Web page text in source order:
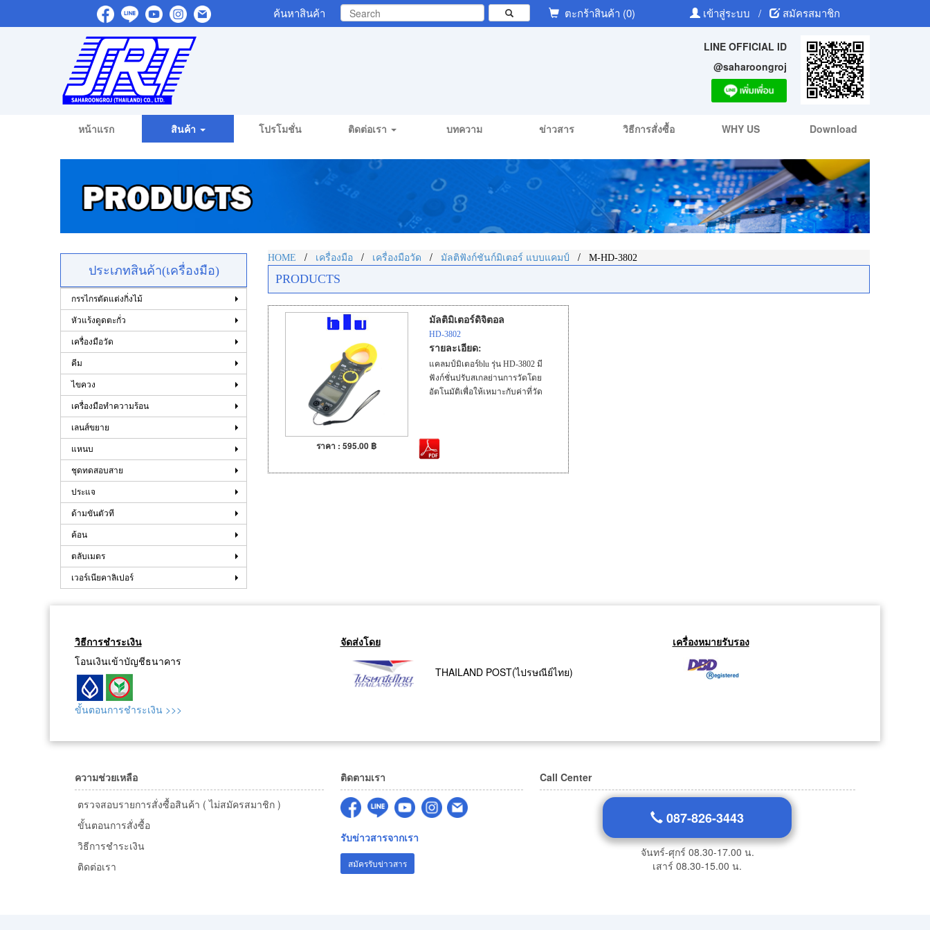
ค้นหาสินค้า ตะกร้าสินค้า (0) เข้าสู่ระบบ / สมัครสมาชิก
LINE OFFICIAL ID
@saharoongroj
หน้าแรก สินค้า โปรโมชั่น ติดต่อเรา บทความ ข่าวสาร วิธีการสั่งซื้อ WHY US Download
ประเภทสินค้า(เครื่องมือ)
กรรไกรตัดแต่งกิ่งไม้
หัวแร้งดูดตะกั่ว
เครื่องมือวัด
คีม
ไขควง
เครื่องมือทำความร้อน
เลนส์ขยาย
แหนบ
ชุดทดสอบสาย
ประแจ
ด้ามขันตัวที
ค้อน
ตลับเมตร
เวอร์เนียคาลิเปอร์
HOME / เครื่องมือ / เครื่องมือวัด / มัลติฟังก์ชันก์มิเตอร์ แบบแคมป์ / M-HD-3802
PRODUCTS
มัลติมิเตอร์ดิจิตอล
HD-3802
รายละเอียด:
แคลมป์มิเตอร์blu รุ่น HD-3802 มี
ฟังก์ชั่นปรับสเกลย่านการวัดโดย
อัตโนมัติเพื่อให้เหมาะกับค่าที่วัด
ราคา : 595.00 ฿
วิธีการชำระเงิน
โอนเงินเข้าบัญชีธนาคาร
ขั้นตอนการชำระเงิน >>>
จัดส่งโดย
THAILAND POST(ไปรษณีย์ไทย)
เครื่องหมายรับรอง
ความช่วยเหลือ
ตรวจสอบรายการสั่งซื้อสินค้า ( ไม่สมัครสมาชิก )
ขั้นตอนการสั่งซื้อ
วิธีการชำระเงิน
ติดต่อเรา
ติดตามเรา
รับข่าวสารจากเรา
สมัครรับข่าวสาร
Call Center
087-826-3443
จันทร์-ศุกร์ 08.30-17.00 น.
เสาร์ 08.30-15.00 น.